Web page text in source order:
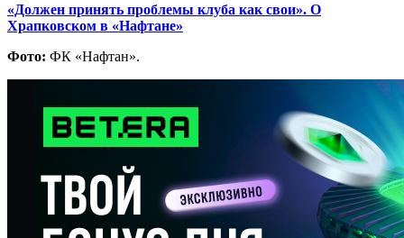
«Должен принять проблемы клуба как свои». О
Храпковском в «Нафтане»
Фото: ФК «Нафтан».